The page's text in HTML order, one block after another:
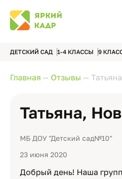
ДЕТСКИЙ САД 1-4 КЛАССЫ 9
Главная — Отзывы —
Татьяна,
МБ ДОУ "Детский сад№10"
23 июня 2020
Добрый день! Наша